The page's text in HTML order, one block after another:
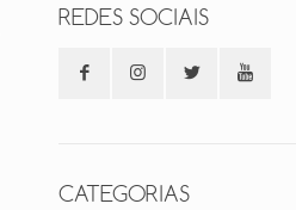
REDES SOCIAIS
CATEGORIAS